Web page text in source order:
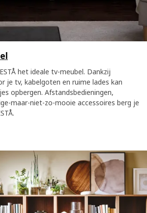
het ideale tv-meubel. Dankzij
je tv, kabelgoten en ruime lades kan
opbergen. Afstandsbedieningen,
maar-niet-zo-mooie accessoires berg je